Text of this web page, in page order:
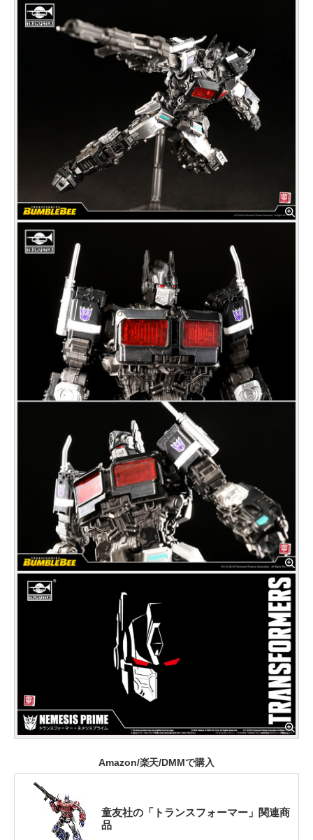
Amazon/楽天/DMMで購入
童友社の「トランスフォーマー」関連商
品